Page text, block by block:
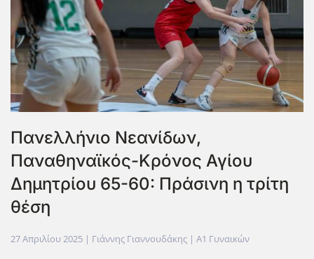
Πανελλήνιο Νεανίδων,
Παναθηναϊκός-Κρόνος Αγίου
Δημητρίου 65-60: Πράσινη η τρίτη
θέση
27 Απριλίου 2025 | Γιάννης Γιαννουδάκης | Α1 Γυναικών